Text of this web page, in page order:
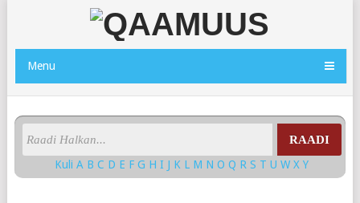
Menu
RAADI
KuliA BC D E FG HI J K L M NOQ RS TUWXY